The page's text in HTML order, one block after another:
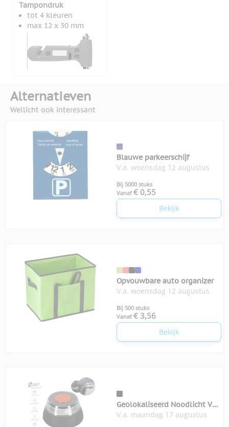
Tampondruk
tot 4 kleuren
max 12 x 30 mm
Alternatieven
Wellicht ook interessant
Blauwe parkeerschijf
V.a. woensdag 12 augustus
Bij 5000 stuks
Vanaf € 0,55
Bekijk
Opvouwbare auto organizer
V.a. woensdag 12 augustus
Bij 500 stuks
Vanaf € 3,56
Bekijk
Geolokaliseerd Noodlicht V16
Kershaw
V.a. maandag 17 augustus